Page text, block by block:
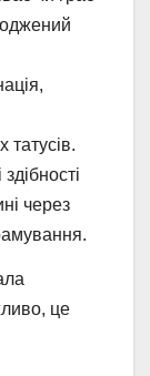
татусів.
через
це